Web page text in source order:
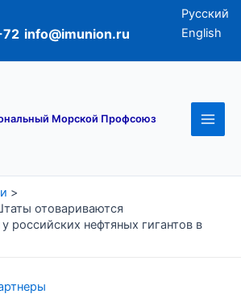
72 info@imunion.ru
Русский
English
Морской Профсоюз
отовариваются
российских нефтяных гигантов в